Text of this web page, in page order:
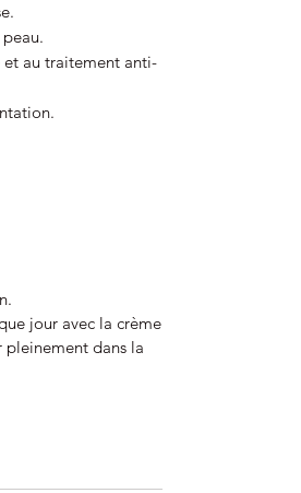
au traitement anti-
jour avec la crème
dans la